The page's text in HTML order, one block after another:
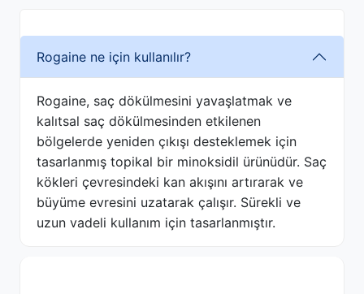
Rogaine ne için kullanılır?
Rogaine, saç dökülmesini yavaşlatmak ve
kalıtsal saç dökülmesinden etkilenen
bölgelerde yeniden çıkışı desteklemek için
tasarlanmış topikal bir minoksidil ürünüdür. Saç
kökleri çevresindeki kan akışını artırarak ve
büyüme evresini uzatarak çalışır. Sürekli ve
uzun vadeli kullanım için tasarlanmıştır.